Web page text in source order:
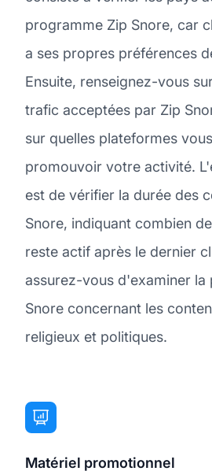
programme Zip Snore, car
a ses propres préférences
Ensuite, renseignez-vous
trafic acceptées par Zip
sur quelles plateformes
promouvoir votre activité.
est de vérifier la durée des
Snore, indiquant combien
reste actif après le dernier
assurez-vous d'examiner la
Snore concernant les
religieux et politiques.
Matériel promotionnel